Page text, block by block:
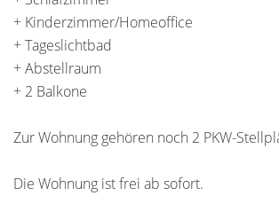
+ Kinderzimmer/Homeoffice
+ Tageslichtbad
+ Abstellraum
+ 2 Balkone
Zur Wohnung gehören noch 2 PKW-
Die Wohnung ist frei ab sofort.